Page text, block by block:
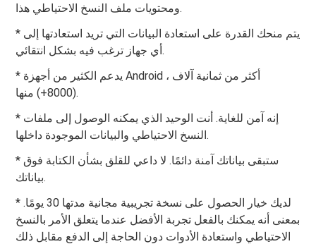
ومحتويات ملف النسخ الاحتياطي هذا.
* يتم منحك القدرة على استعادة البيانات التي تريد استعادتها إلى
أي جهاز ترغب فيه بشكل انتقائي.
* يدعم الكثير من أجهزة Android ، أكثر من ثمانية آلاف
(8000+) منها.
* إنه آمن للغاية. أنت الوحيد الذي يمكنه الوصول إلى ملفات
النسخ الاحتياطي والبيانات الموجودة داخلها.
* ستبقى بياناتك آمنة دائمًا. لا داعي للقلق بشأن الكتابة فوق
بياناتك.
* لديك خيار الحصول على نسخة تجريبية مجانية مدتها 30 يومًا.
بمعنى أنه يمكنك بالفعل تجربة الأفضل عندما يتعلق الأمر بالنسخ
الاحتياطي واستعادة الأدوات دون الحاجة إلى الدفع مقابل ذلك